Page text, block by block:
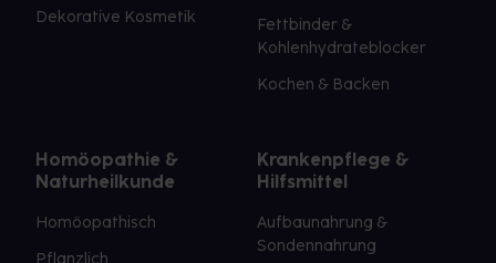
Dekorative Kosmetik
Fettbinder &
Kohlenhydrateblocker
Kochen & Backen
Homöopathie &
Naturheilkunde
Homöopathisch
Krankenpflege &
Hilfsmittel
Aufbaunahrung &
Sondennahrung